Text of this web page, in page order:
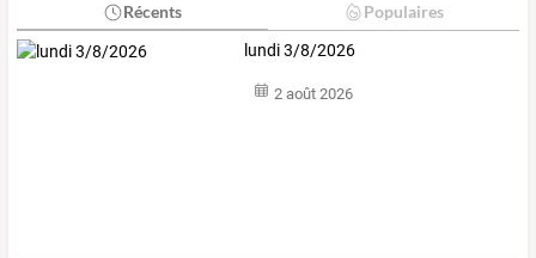
Récents Populaires
lundi 3/8/2026
2 août 2026